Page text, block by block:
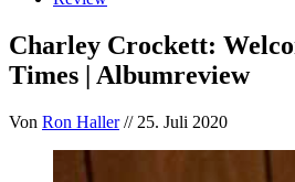
Charley Crockett:
Times | Albumreview
Von Ron Haller// 25. Juli 2020